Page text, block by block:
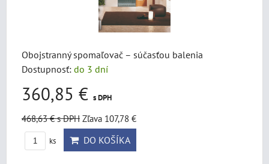
Obojstranný spomaľovač – súčasťou balenia
Dostupnosť: do 3 dní
360,85 € s DPH
468,63 €s DPH Zľava 107,78 €
ks DO KOŠÍKA